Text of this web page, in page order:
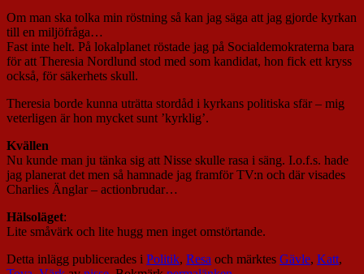
Om man ska tolka min röstning så kan jag säga att jag gjorde kyrkan
till en miljöfråga…
Fast inte helt. På lokalplanet röstade jag på Socialdemokraterna bara
för att Theresia Nordlund stod med som kandidat, hon fick ett kryss
också, för säkerhets skull.
Theresia borde kunna uträtta stordåd i kyrkans politiska sfär – mig
veterligen är hon mycket sunt ’kyrklig’.
Kvällen
Nu kunde man ju tänka sig att Nisse skulle rasa i säng. I.o.f.s. hade
jag planerat det men så hamnade jag framför TV:n och där visades
Charlies Änglar – actionbrudar…
Hälsoläget:
Lite småvärk och lite hugg men inget omstörtande.
Detta inlägg publicerades i Politik, Resa och märktes Gävle, Katt,